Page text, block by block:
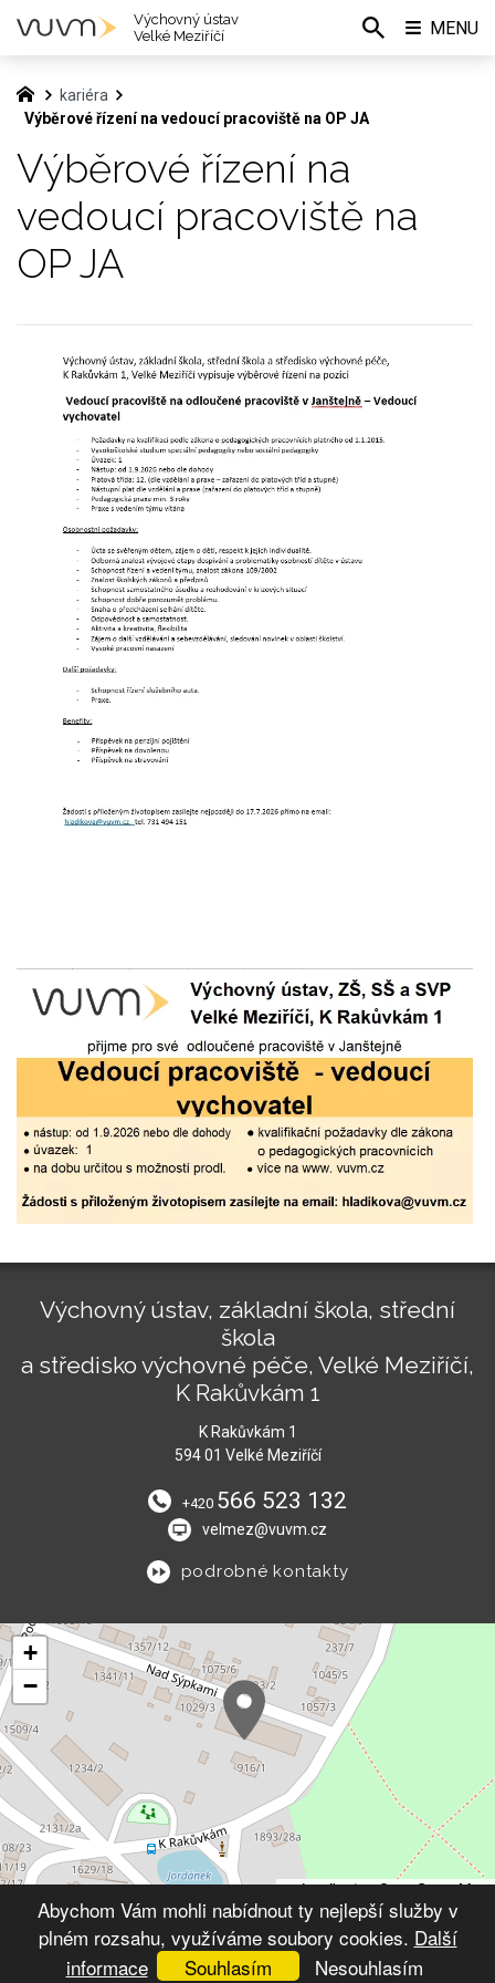
kariéra
Výběrové řízení na vedoucí pracoviště na OP JA
Výběrové řízení na
vedoucí pracoviště na
OP JA
Výchovný ústav, základní škola, střední
škola
a středisko výchovné péče, Velké Meziříčí,
K Rakůvkám 1
K Rakůvkám 1
594 01 Velké Meziříčí
+420 566 523 132
velmez@vuvm.cz
podrobné kontakty
+
−
Leaflet | © OpenStreetMap
© 2026 Výchovný ústav Velké Meziříčí
VYTVOŘIL XART.CZ
Výchovný ústav
Velké Meziříčí
MENU
Abychom Vám mohli nabídnout ty nejlepší služby v
plném rozsahu, využíváme soubory cookies. Další
informace
Souhlasím Nesouhlasím